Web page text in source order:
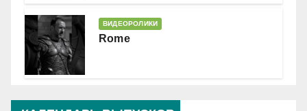
ВИДЕОРОЛИКИ
Rome